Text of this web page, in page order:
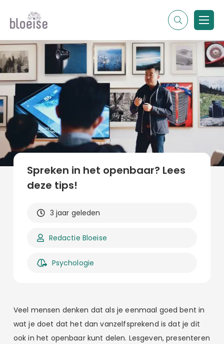
Contentmarketing
Online marketing
Branches
Marketing
Alle soorten artikelen
Alle topics
Spreken in het openbaar? Lees
deze tips!
3 jaar geleden
Redactie Bloeise
Psychologie
Veel mensen denken dat als je eenmaal goed bent in
wat je doet dat het dan vanzelfsprekend is dat je dit
ook in het openbaar kunt delen. Lesgeven, presenteren